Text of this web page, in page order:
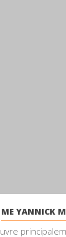
ME YANNICK